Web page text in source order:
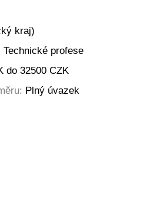
kraj)
profese
do 32500 CZK
Plný úvazek